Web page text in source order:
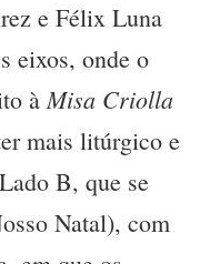
e Félix Luna
eixos, onde o
àMisa Criolla
mais litúrgico e
B, que se
Natal), com